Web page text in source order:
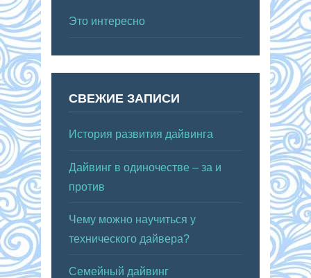
Это интересно
СВЕЖИЕ ЗАПИСИ
История развития дайвинга
Дайвинг в одиночестве – за и
против
Чему можно научиться у
технического дайвера?
Семейный дайвинг